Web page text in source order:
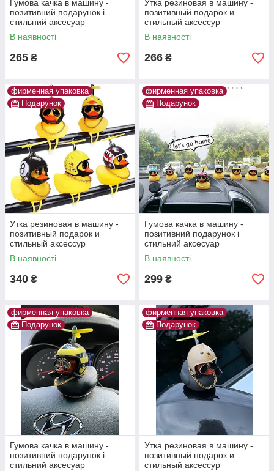
Гумова качка в машину -
позитивний подарунок і
стильний аксесуар
В наявності
265 ₴
Утка резиновая в машину -
позитивный подарок и
стильный аксессур
В наявності
266 ₴
фирменная упаковка
Подарунок
Утка резиновая в машину -
позитивный подарок и
стильный аксессур
В наявності
340 ₴
фирменная упаковка
Подарунок
Гумова качка в машину -
позитивний подарунок і
стильний аксесуар
В наявності
299 ₴
фирменная упаковка
Подарунок
Гумова качка в машину -
позитивний подарунок і
стильний аксесуар
фирменная упаковка
Подарунок
Утка резиновая в машину -
позитивный подарок и
стильный аксессур